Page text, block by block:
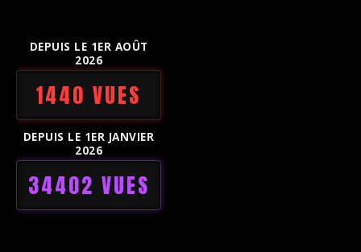
DEPUIS LE 1ER AOÛT
2026
1440 VUES
DEPUIS LE 1ER JANVIER
2026
34402 VUES